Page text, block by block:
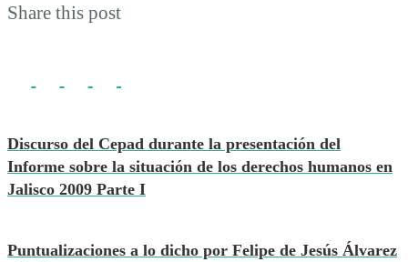
Share this post
Discurso del Cepad durante la presentación del
Informe sobre la situación de los derechos humanos en
Jalisco 2009 Parte I
Puntualizaciones a lo dicho por Felipe de Jesús Álvarez